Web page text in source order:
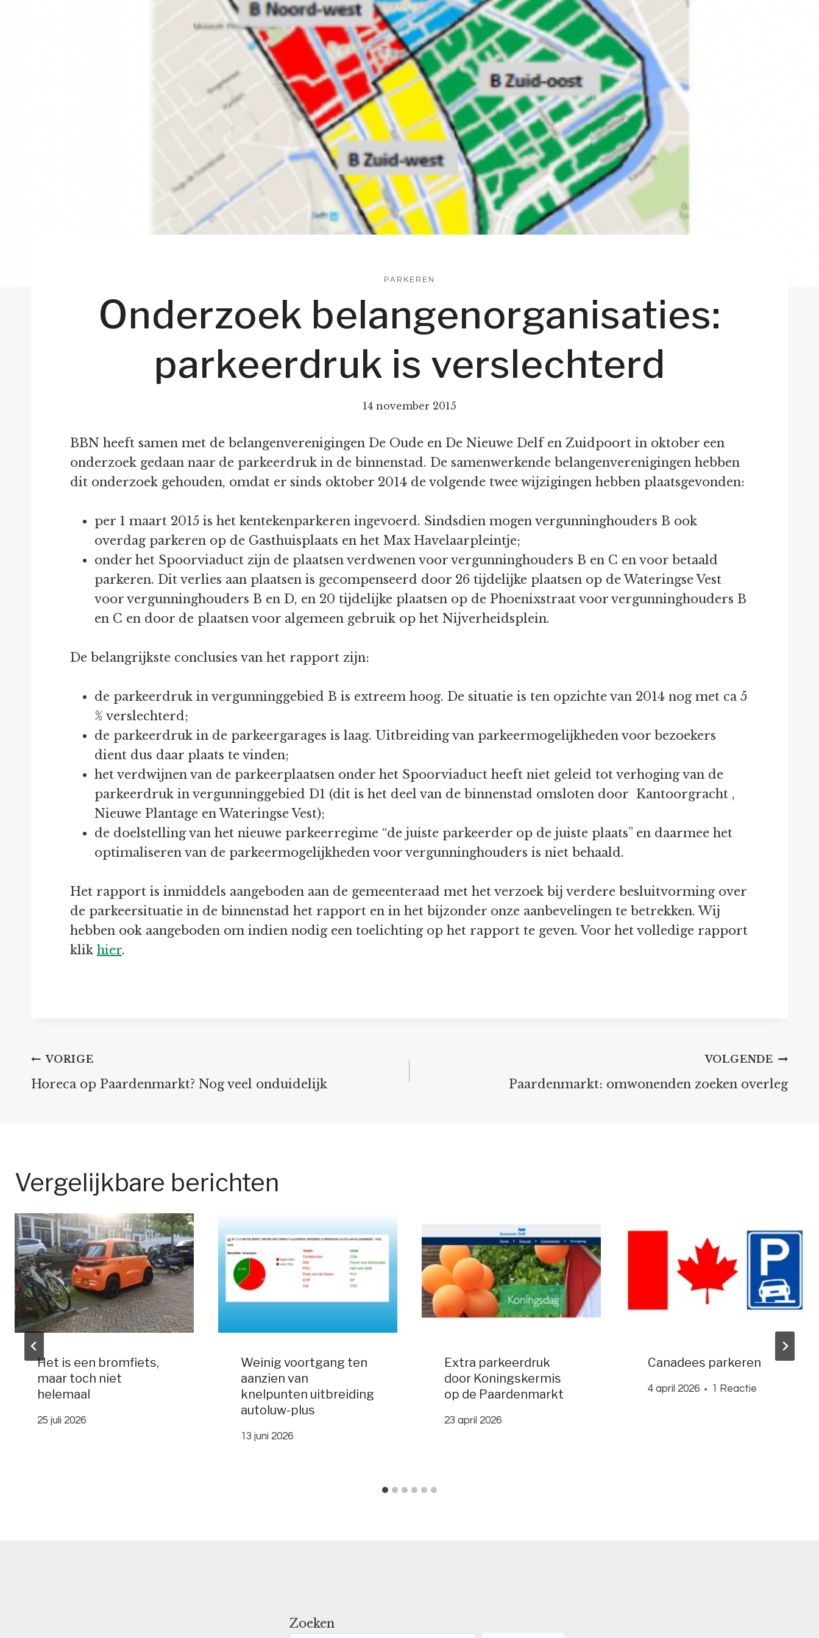
PARKEREN
Onderzoek belangenorganisaties:
parkeerdruk is verslechterd
14 november 2015
BBN heeft samen met de belangenverenigingen De Oude en De Nieuwe Delf en Zuidpoort in oktober een
onderzoek gedaan naar de parkeerdruk in de binnenstad. De samenwerkende belangenverenigingen hebben
dit onderzoek gehouden, omdat er sinds oktober 2014 de volgende twee wijzigingen hebben plaatsgevonden:
per 1 maart 2015 is het kentekenparkeren ingevoerd. Sindsdien mogen vergunninghouders B ook
overdag parkeren op de Gasthuisplaats en het Max Havelaarpleintje;
onder het Spoorviaduct zijn de plaatsen verdwenen voor vergunninghouders B en C en voor betaald
parkeren. Dit verlies aan plaatsen is gecompenseerd door 26 tijdelijke plaatsen op de Wateringse Vest
voor vergunninghouders B en D, en 20 tijdelijke plaatsen op de Phoenixstraat voor vergunninghouders B
en C en door de plaatsen voor algemeen gebruik op het Nijverheidsplein.
De belangrijkste conclusies van het rapport zijn:
de parkeerdruk in vergunninggebied B is extreem hoog. De situatie is ten opzichte van 2014 nog met ca 5
% verslechterd;
de parkeerdruk in de parkeergarages is laag. Uitbreiding van parkeermogelijkheden voor bezoekers
dient dus daar plaats te vinden;
het verdwijnen van de parkeerplaatsen onder het Spoorviaduct heeft niet geleid tot verhoging van de
parkeerdruk in vergunninggebied D1 (dit is het deel van de binnenstad omsloten door Kantoorgracht ,
Nieuwe Plantage en Wateringse Vest);
de doelstelling van het nieuwe parkeerregime “de juiste parkeerder op de juiste plaats” en daarmee het
optimaliseren van de parkeermogelijkheden voor vergunninghouders is niet behaald.
Het rapport is inmiddels aangeboden aan de gemeenteraad met het verzoek bij verdere besluitvorming over
de parkeersituatie in de binnenstad het rapport en in het bijzonder onze aanbevelingen te betrekken. Wij
hebben ook aangeboden om indien nodig een toelichting op het rapport te geven. Voor het volledige rapport
klik hier.
Bericht
VORIGE
Horeca op Paardenmarkt? Nog veel onduidelijk
VOLGENDE
Paardenmarkt: omwonenden zoeken overleg
Vergelijkbare berichten
Het is een bromfiets,
maar toch niet
helemaal
25 juli 2026
Weinig voortgang ten
aanzien van
knelpunten uitbreiding
autoluw-plus
13 juni 2026
Extra parkeerdruk
door Koningskermis
op de Paardenmarkt
23 april 2026
Canadees parkeren
4 april 2026 1 Reactie
Zoeken